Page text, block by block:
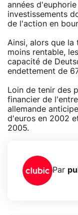
années
investissements
de l'action en
Ainsi, alors que la
moins rentable,
capacité de
endettement de
Loin de tenir des
financier de
allemande
d'euros en 2002
2005.
Par